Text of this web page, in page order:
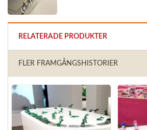
RELATERADE PRODUKTER
FLER FRAMGÅNGSHISTORIER